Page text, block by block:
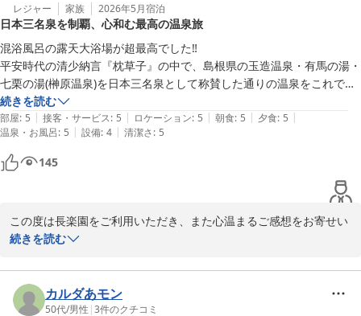
念に思います。いただいたご意見を参考に、よりご満足いただける
お食事をご提供できるよう努めてまいります。また、日本庭園の美
しさをお楽しみいただけたとのこと、大変嬉しく拝見いたしまし
た。四季折々で違った景色をお楽しみいただけますので、ぜひまた
季節を変えてお越しくださいませ。スタッフ一同、またのお越しを
心よりお待ちしております。
玉造温泉 湯之助の宿 長楽園
レジャー 家族 2026年5月宿泊
日本三名泉を制覇、心和む最高の温泉旅
混浴風呂の露天大浴場が超最高でした‼️
平安時代の清少納言『枕草子』の中で、島根県の玉造温泉・有馬の湯・
七栗の湯(榊原温泉)を日本三名泉として称賛した通りの温泉をこれで全
て堪能しました。
心和む旅ができました。ありがとうございました。
続きを読む
部屋: 5 | 接客・サービス: 5 | ロケーション: 5 | 朝食: 5 | 夕食: 5 |
温泉・お風呂: 5 | 設備: 4 | 清潔さ: 5
145
この度は長楽園をご利用いただき、また心温まるご感想をお寄せい
ただき誠にありがとうございます。
過ごしいただけたようで、何よりでございます。
また、日本三名泉を巡るご旅行の締めくくりとして玉造温泉をお選
びいただき、心和むご滞在となりましたことを大変嬉しく拝読いた
続きを読む
カルダあモン
50代/男性 |3件のクチコミ